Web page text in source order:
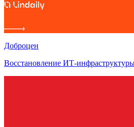
Доброцен
Восстановление ИТ-